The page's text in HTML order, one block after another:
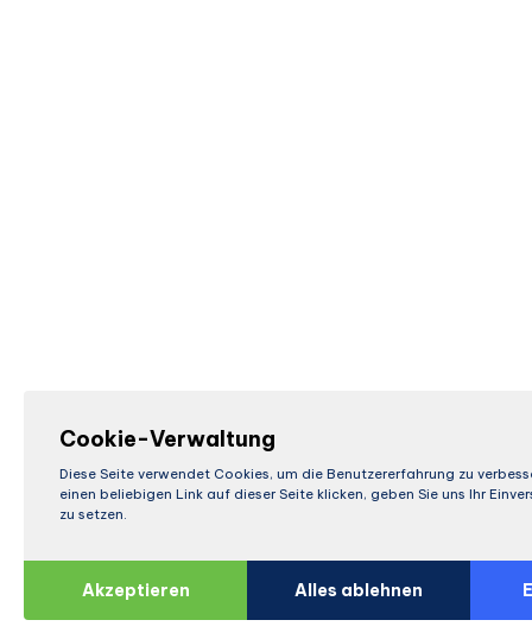
Cookie-Verwaltung
Diese Seite verwendet Cookies, um die Benutzererfahrung zu
einen beliebigen Link auf dieser Seite klicken, geben Sie uns Ihr
zu setzen.
Akzeptieren Alles ablehnen